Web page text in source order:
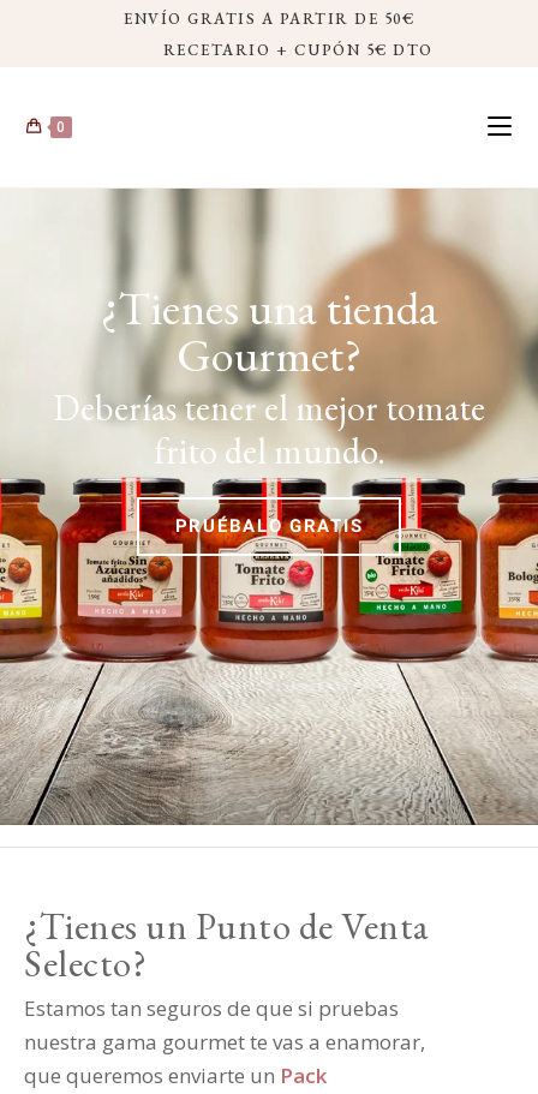
ENVÍO GRATIS A PARTIR DE 50€
RECETARIO + CUPÓN 5€ DTO
0
¿Tienes una tienda
Gourmet?
Deberías tener el mejor tomate
frito del mundo.
PRUÉBALO GRATIS
¿Tienes un Punto de Venta
Selecto?
Estamos tan seguros de que si pruebas
nuestra gama gourmet te vas a enamorar,
que queremos enviarte un Pack